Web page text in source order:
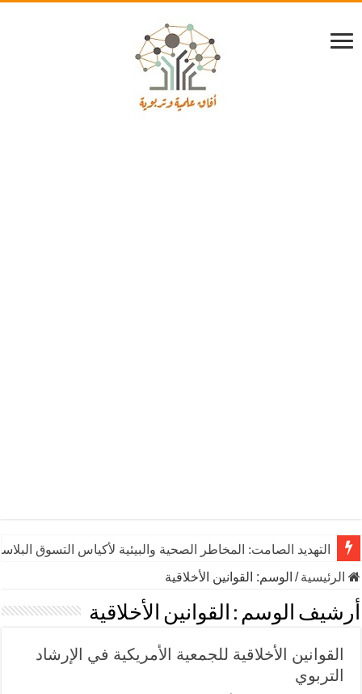
التهديد الصامت: المخاطر الصحية والبيئية لأكياس التسوق
الرئيسية/ الوسم: القوانين الأخلاقية
أرشيف الوسم : القوانين الأخلاقية
القوانين الأخلاقية للجمعية الأمريكية في الإرشاد
التربوي